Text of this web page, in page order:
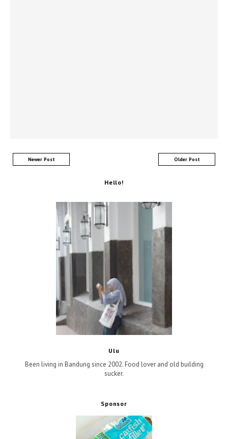
Newer Post Older Post
Hello!
Ulu
Been living in Bandung since 2002. Food lover and old building
sucker.
Sponsor